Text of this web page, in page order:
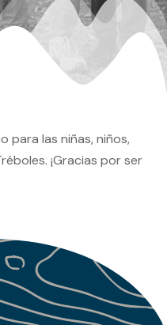
para las niñas, niños,
¡Gracias por ser